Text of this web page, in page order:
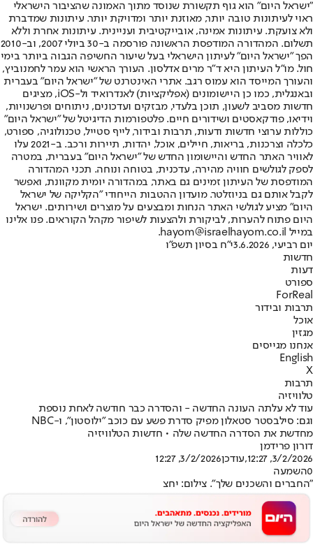
"ישראל היום" הוא גוף תקשורת שנוסד מתוך האמונה שהציבור הישראלי
ראוי לעיתונות טובה יותר, מאוזנת יותר ומדויקת יותר. עיתונות שמדברת
ולא צועקת. עיתונות אמינה, אובייקטיבית ועניינית. עיתונות אחרת וללא
תשלום. המהדורה המודפסת הראשונה פורסמה ב-30 ביולי 2007, וב-2010
הפך "ישראל היום" לעיתון הישראלי בעל שיעור החשיפה הגבוה ביותר בימי
חול. מו"ל העיתון היא ד"ר מרים אדלסון. העורך הראשי הוא עמר לחמנוביץ,
והעורך המייסד הוא עמוס רגב. אתרי האינטרנט של "ישראל היום" בעברית
ובאנגלית, כמו כן היישומונים (אפליקציות) לאנדרואיד ול-iOS, מציגים
חדשות מסביב לשעון, תוכן בלעדי, מבזקים ועדכונים, ניתוחים ופרשנויות,
וידיאו, פודקאסטים ושידורים חיים. פלטפורמות הדיגיטל של "ישראל היום"
כוללות ערוצי חדשות ודעות, תרבות ובידור, לייף סטייל, טכנולוגיה, ספורט,
כלכלה וצרכנות, בריאות, חיילים, אוכל, יהדות, תיירות ורכב. ב-2021 עלו
לאוויר האתר החדש והיישומון החדש של "ישראל היום" בעברית, במטרה
לספק לגולשים חוויה מהירה, עדכנית, בטוחה ונוחה. תכני המהדורה
המודפסת של העיתון זמינים גם באתר, במהדורה יומית מקוונת, ואפשר
לקבל אותם גם בניוזלטר. מועדון ההטבות הייחודי "הקליקה של ישראל
היום" מציע לגולשי האתר הנחות ומבצעים על מוצרים ושירותים. ישראל
היום פתוח להערות, לביקורת ולהצעות לשיפור מקהל הקוראים. פנו אלינו
במייל hayom@israelhayom.co.il.
יום רביעי, 3.6.2026
י"ח בסיון תשפ"ו
חדשות
דעות
ספורט
ForReal
תרבות ובידור
אוכל
מגזין
אנחנו מגייסים
English
X
תרבות
טלוויזיה
עוד לא עלתה העונה החדשה - והסדרה כבר חודשה לאחת נוספת
וגם: סילבסטר סטאלון מפיק סדרת פשע עם כוכב "ילוסטון", ו-NBC
מחדשת את הסדרה החדשה שלה • חדשות הטלוויזיה
דורון פרידמן
3/2/2026, 12:27
,עודכן3/2/2026, 12:27
0השמעה
"החברים והשכנים שלך". צילום: יחצ